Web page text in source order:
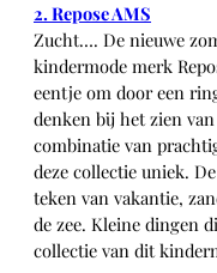
2. Repose AMS
Zucht…. De nieuwe
kindermode merk
eentje om door een
denken bij het zien
combinatie van
deze collectie uniek.
teken van vakantie,
de zee. Kleine dingen
collectie van dit